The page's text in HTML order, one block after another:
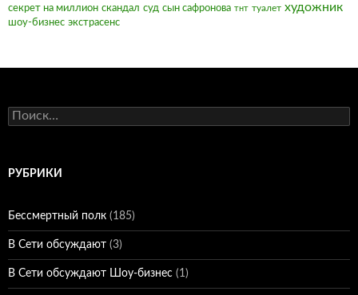
секрет на миллион скандал суд сын сафронова тнт туалет художник
шоу-бизнес экстрасенс
Найти:
РУБРИКИ
Бессмертный полк (185)
В Сети обсуждают (3)
В Сети обсуждают Шоу-бизнес (1)